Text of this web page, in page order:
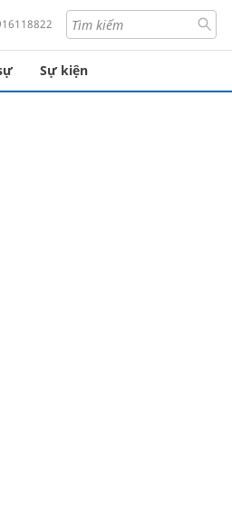
Sự kiện